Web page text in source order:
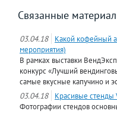
Связанные
03.04.18
Какой кофейный
мероприятия)
В рамках выставки
конкурс «Лучший
самые вкусные капучино и
03.04.18
Красивые стенды
Фотографии стендов